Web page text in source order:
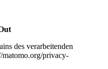
des verarbeitenden
matomo.org/privacy-